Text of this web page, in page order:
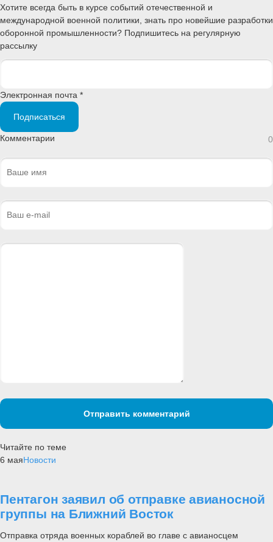
Хотите всегда быть в курсе событий отечественной и
международной военной политики, знать про новейшие разработки
оборонной промышленности? Подпишитесь на регулярную
рассылку
Электронная почта *
Подписаться
Комментарии 0
Отправить комментарий
Читайте по теме
6 маяНовости
Пентагон заявил об отправке авианосной
группы на Ближний Восток
Отправка отряда военных кораблей во главе с авианосцем